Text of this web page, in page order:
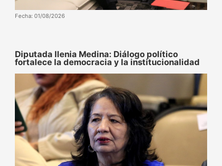
Fecha: 01/08/2026
Diputada Ilenia Medina: Diálogo político
fortalece la democracia y la institucionalidad